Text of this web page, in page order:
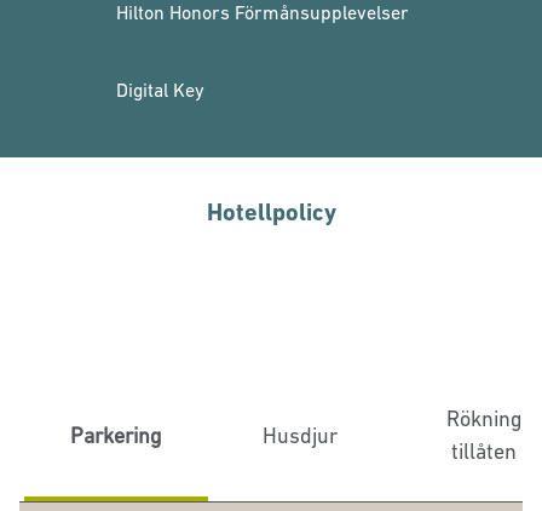
Hilton Honors Förmånsupplevelser
Digital Key
Hotellpolicy
Parkering Husdjur
Rökning
tillåten